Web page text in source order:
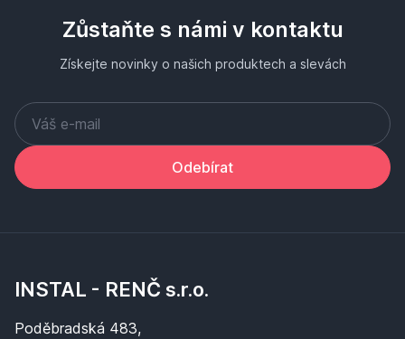
Zůstaňte s námi v kontaktu
Získejte novinky o našich produktech a slevách
Odebírat
INSTAL - RENČ s.r.o.
Poděbradská 483,